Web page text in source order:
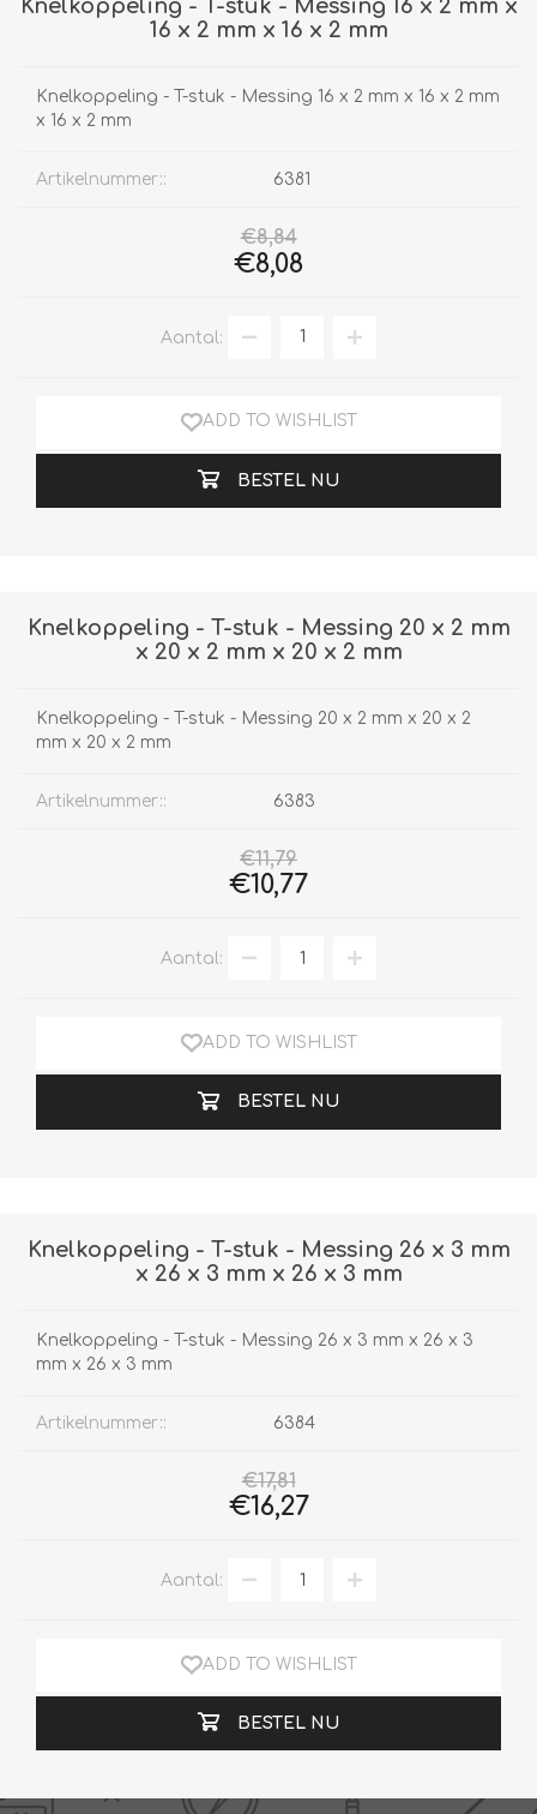
Knelkoppeling - T-stuk - Messing 16 x 2 mm x
16 x 2 mm x 16 x 2 mm
Knelkoppeling - T-stuk - Messing 16 x 2 mm x 16 x 2 mm
x 16 x 2 mm
Artikelnummer:: 6381
€8,84
€8,08
Aantal:
ADD TO WISHLIST
BESTEL NU
Knelkoppeling - T-stuk - Messing 20 x 2 mm
x 20 x 2 mm x 20 x 2 mm
Knelkoppeling - T-stuk - Messing 20 x 2 mm x 20 x 2
mm x 20 x 2 mm
Artikelnummer:: 6383
€11,79
€10,77
Aantal:
ADD TO WISHLIST
BESTEL NU
Knelkoppeling - T-stuk - Messing 26 x 3 mm
x 26 x 3 mm x 26 x 3 mm
Knelkoppeling - T-stuk - Messing 26 x 3 mm x 26 x 3
mm x 26 x 3 mm
Artikelnummer:: 6384
€17,81
€16,27
Aantal:
ADD TO WISHLIST
BESTEL NU